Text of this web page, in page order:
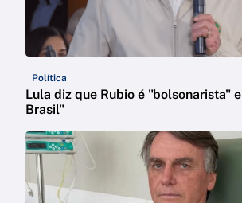
Política
Lula diz que Rubio é "bolsonarista"
Brasil"